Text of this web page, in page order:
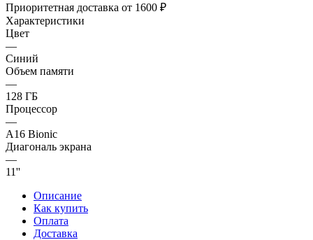
Приоритетная доставка от 1600 ₽
Характеристики
Цвет
—
Синий
Объем памяти
—
128 ГБ
Процессор
—
A16 Bionic
Диагональ экрана
—
11''
Описание
Как купить
Оплата
Доставка